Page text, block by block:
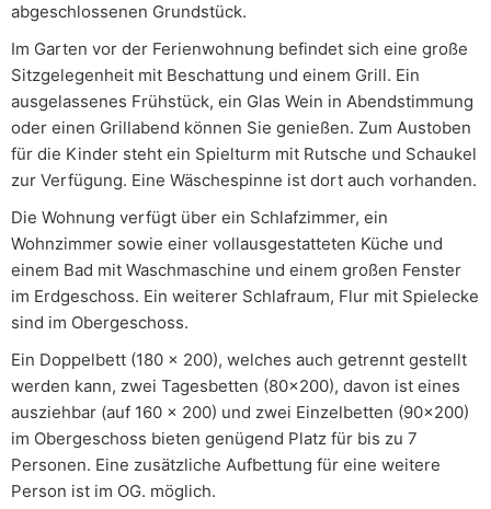
abgeschlossenen Grundstück.
Im Garten vor der Ferienwohnung befindet sich eine große
Sitzgelegenheit mit Beschattung und einem Grill. Ein
ausgelassenes Frühstück, ein Glas Wein in Abendstimmung
oder einen Grillabend können Sie genießen. Zum Austoben
für die Kinder steht ein Spielturm mit Rutsche und Schaukel
zur Verfügung. Eine Wäschespinne ist dort auch vorhanden.
Die Wohnung verfügt über ein Schlafzimmer, ein
Wohnzimmer sowie einer vollausgestatteten Küche und
einem Bad mit Waschmaschine und einem großen Fenster
im Erdgeschoss. Ein weiterer Schlafraum, Flur mit Spielecke
sind im Obergeschoss.
Ein Doppelbett (180 x 200), welches auch getrennt gestellt
werden kann, zwei Tagesbetten (80x200), davon ist eines
ausziehbar (auf 160 x 200) und zwei Einzelbetten (90x200)
im Obergeschoss bieten genügend Platz für bis zu 7
Personen. Eine zusätzliche Aufbettung für eine weitere
Person ist im OG. möglich.